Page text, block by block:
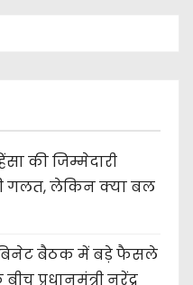
की जिम्मेदारी
गलत, लेकिन क्या बल
बैठक में बड़े फैसले
प्रधानमंत्री नरेंद्र